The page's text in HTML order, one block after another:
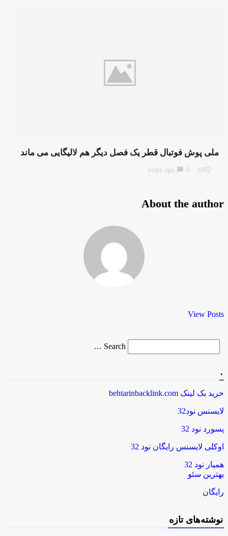
ملی پوش فوتبال قطر یک فصل دیگر هم لالیگایی می ماند
access_time
10 years ago
chat_bubble
About the author
View Posts
for
Search …
خرید بک لینک behtarinbacklink.com
لایسنس نود32
پسورد نود 32
اوکلی لایسنس رایگان نود 32
همیار نود 32
بهترین سئو
رایگان
نوشته‌های تازه